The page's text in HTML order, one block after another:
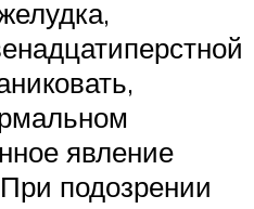
явление
подозрении